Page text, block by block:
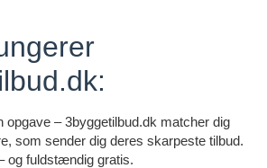
opgave – 3byggetilbud.dk matcher dig
som sender dig deres skarpeste tilbud.
og fuldstændig gratis.